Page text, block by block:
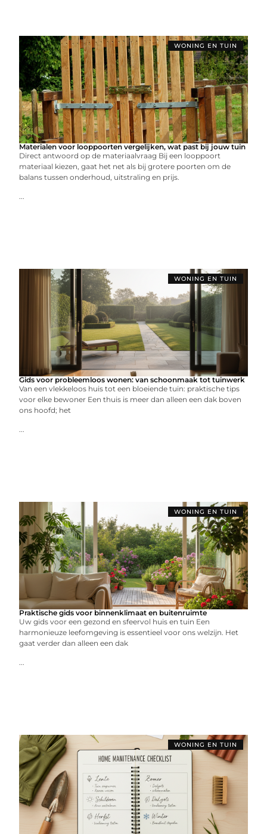
WONING EN TUIN
Materialen voor looppoorten vergelijken, wat past bij jouw tuin
Direct antwoord op de materiaalvraag Bij een looppoort
materiaal kiezen, gaat het net als bij grotere poorten om de
balans tussen onderhoud, uitstraling en prijs.
...
WONING EN TUIN
Gids voor probleemloos wonen: van schoonmaak tot tuinwerk
Van een vlekkeloos huis tot een bloeiende tuin: praktische tips
voor elke bewoner Een thuis is meer dan alleen een dak boven
ons hoofd; het
...
WONING EN TUIN
Praktische gids voor binnenklimaat en buitenruimte
Uw gids voor een gezond en sfeervol huis en tuin Een
harmonieuze leefomgeving is essentieel voor ons welzijn. Het
gaat verder dan alleen een dak
...
WONING EN TUIN